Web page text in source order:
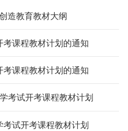
造教育教材大纲
课程教材计划的通知
课程教材计划的通知
考试开考课程教材计划
试开考课程教材计划